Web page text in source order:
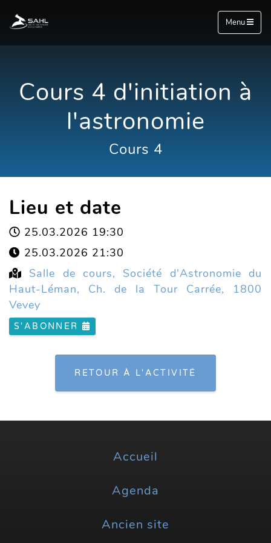
Menu
Cours 4 d'initiation à
l'astronomie
Cours 4
Lieu et date
25.03.2026 19:30
25.03.2026 21:30
Salle de cours, Société d'Astronomie du
Haut-Léman, Ch. de la Tour Carrée, 1800
Vevey
S'ABONNER
RETOUR À L'ACTIVITÉ
Accueil
Agenda
Ancien site